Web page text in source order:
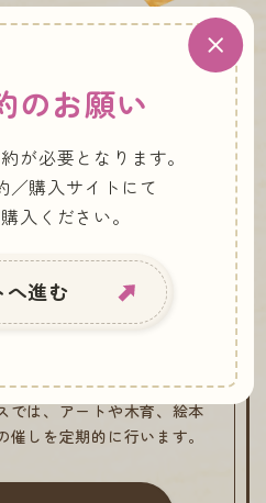
カフェ
コーヒーの珈琲やジュース
けます。
では、アートや木育、絵本
しを定期的に行います。
閉じる
のお願い
が必要となります。
／購入サイトにて
入ください。
進む